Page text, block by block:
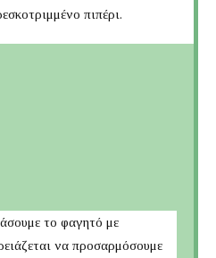
πιπέρι.
το φαγητό με
να προσαρμόσουμε